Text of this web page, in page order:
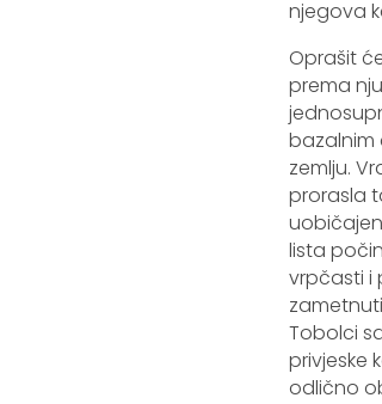
njegova
Oprašit
prema
bazalnim
zemlju.
prorasla
lista
vrpčasti i
Tobolci
privjeske
odlično